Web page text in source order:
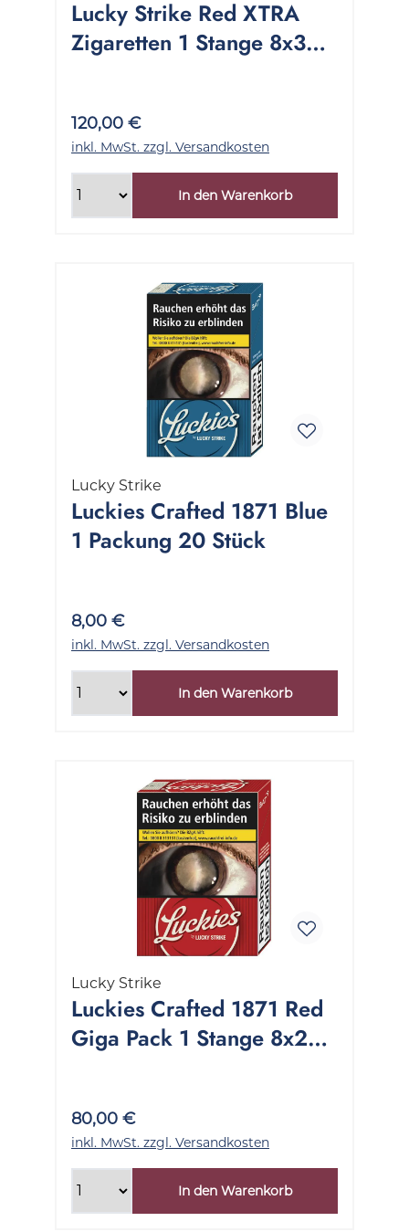
Lucky Strike Red XTRA
Zigaretten 1 Stange 8x34
120,00 €
inkl. MwSt. zzgl. Versandkosten
In den Warenkorb
Lucky Strike
Luckies Crafted 1871 Blue
1 Packung 20 Stück
8,00 €
inkl. MwSt. zzgl. Versandkosten
In den Warenkorb
Lucky Strike
Luckies Crafted 1871 Red
Giga Pack 1 Stange 8x26
80,00 €
inkl. MwSt. zzgl. Versandkosten
In den Warenkorb